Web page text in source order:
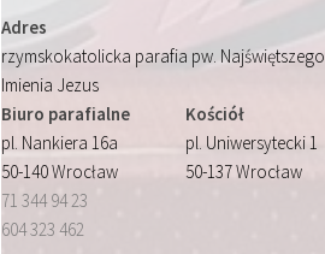
Adres
rzymskokatolicka parafia pw. Najświętszego
Imienia Jezus
Biuro parafialne
pl. Nankiera 16a
50-140 Wrocław
71 344 94 23
604 323 462
Kościół
pl. Uniwersytecki 1
50-137 Wrocław